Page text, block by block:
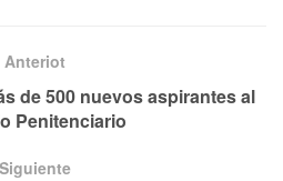
Anteriot
de 500 nuevos aspirantes al
Penitenciario
Siguiente